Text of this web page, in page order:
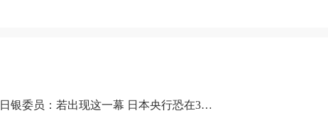
银委员：若出现这一幕 日本央行恐在3月